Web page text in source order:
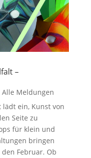
–
Alle Meldungen
lädt ein, Kunst von
Seite zu
für klein und
bringen
Februar. Ob